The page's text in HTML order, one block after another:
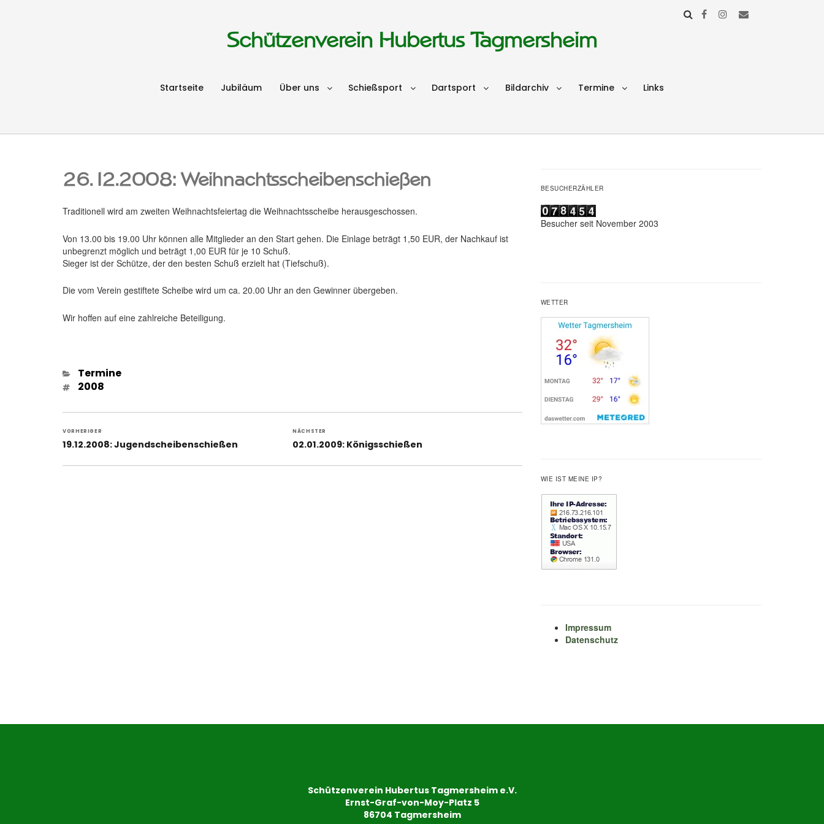
Schützenverein Hubertus Tagmersheim
Startseite Jubiläum Über uns Schießsport Dartsport Bildarchiv Termine Links
26.12.2008: Weihnachtsscheibenschießen
Traditionell wird am zweiten Weihnachtsfeiertag die Weihnachtsscheibe herausgeschossen.
Von 13.00 bis 19.00 Uhr können alle Mitglieder an den Start gehen. Die Einlage beträgt 1,50 EUR, der Nachkauf ist
unbegrenzt möglich und beträgt 1,00 EUR für je 10 Schuß.
Sieger ist der Schütze, der den besten Schuß erzielt hat (Tiefschuß).
Die vom Verein gestiftete Scheibe wird um ca. 20.00 Uhr an den Gewinner übergeben.
Wir hoffen auf eine zahlreiche Beteiligung.
Kategorien
Termine
Schlagwörter
2008
VORHERIGER
Vorheriger
19.12.2008: Jugendscheibenschießen
NÄCHSTER
Nächster
02.01.2009: Königsschießen
BESUCHERZÄHLER
Besucher seit November 2003
WETTER
WIE IST MEINE IP?
Impressum
Datenschutz
Schützenverein Hubertus Tagmersheim e.V.
Ernst-Graf-von-Moy-Platz 5
86704 Tagmersheim